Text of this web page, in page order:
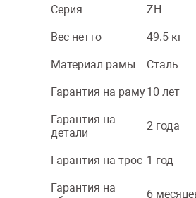
Серия ZH
Вес нетто 49.5 кг
Материал рамы Сталь
Гарантия на раму10 лет
Гарантия на
детали
2 года
Гарантия на трос 1 год
Гарантия на
6